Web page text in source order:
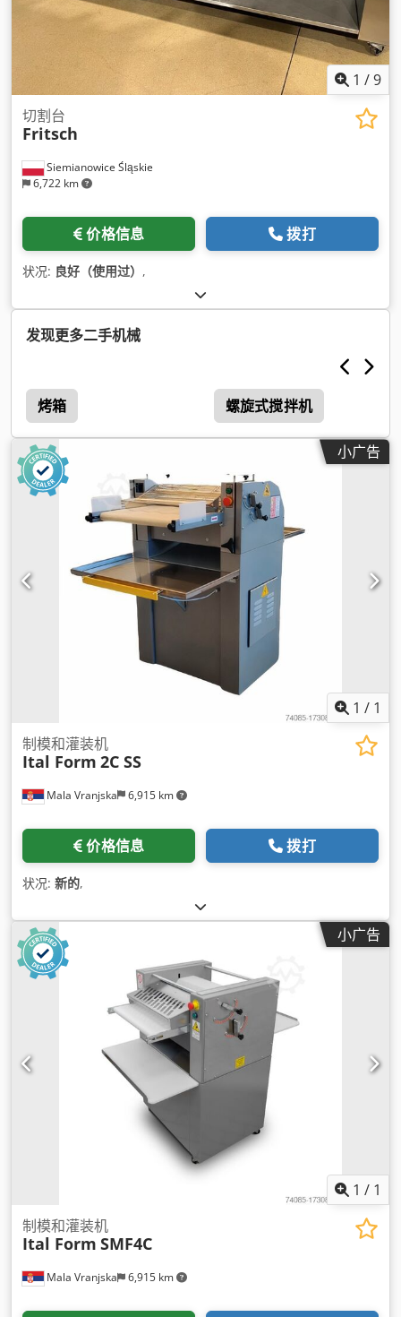
1 /9
Siemianowice Śląskie
6,722 km
切割台
Fritsch
价格信息 拨打
状况: 良好（使用过） ,
发现更多二手机械
烤箱 螺旋式搅拌机
小广告
1 / 1
Mala Vranjska 6,915 km
制模和灌装机
Ital Form 2C SS
价格信息 拨打
状况: 新的,
小广告
1 / 1
Mala Vranjska 6,915 km
制模和灌装机
Ital Form SMF4C